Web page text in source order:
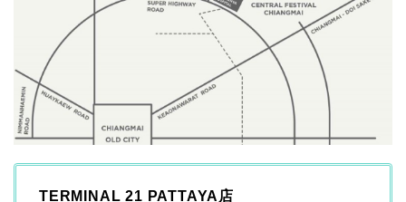
TERMINAL 21 PATTAYA店